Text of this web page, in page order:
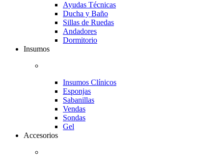
Ayudas Técnicas
Ducha y Baño
Sillas de Ruedas
Andadores
Dormitorio
Insumos
Insumos Clínicos
Esponjas
Sabanillas
Vendas
Sondas
Gel
Accesorios